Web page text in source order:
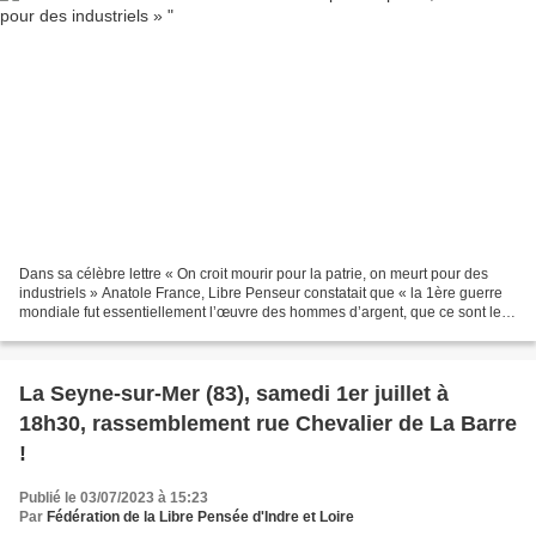
Dans sa célèbre lettre « On croit mourir pour la patrie, on meurt pour des
industriels » Anatole France, Libre Penseur constatait que « la 1ère guerre
mondiale fut essentiellement l’œuvre des hommes d’argent, que ce sont les
La Seyne-sur-Mer (83), samedi 1er juillet à
18h30, rassemblement rue Chevalier de La Barre
!
Publié le 03/07/2023 à 15:23
Par Fédération de la Libre Pensée d'Indre et Loire